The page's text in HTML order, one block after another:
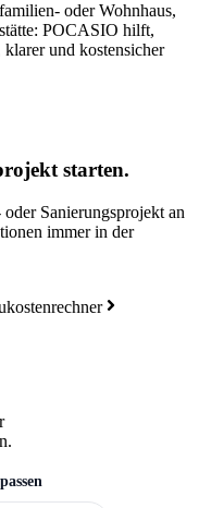
oder Wohnhaus,
POCASIO hilft,
und kostensicher
starten.
Sanierungsprojekt an
immer in der